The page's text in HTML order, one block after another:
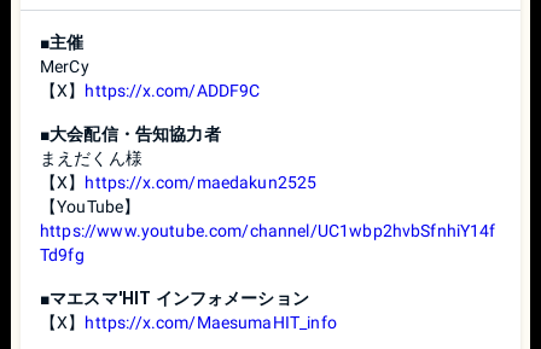
ーラーの使用は禁止です。
〇 PROコントローラーなど無線コントローラーを使用され
ントローラーの使用】」をご確認ください。
〇 キーコンフィグは自由に設定可能です。
〇 USB接続を必須とするコントローラーを使用する場合、
USBハブをお持ち込みください。
【 使用する Nintendo Switch の注意 】
・参加者が持参した Nintendo Switch を用いるため、トラブ
ルの元になるような操作は避けてください。
■主催
MerCy
【X】 https://x.com/ADDF9C
■大会配信・告知協力者
まえだくん様
【X】 https://x.com/maedakun2525
【YouTube】
https://www.youtube.com/channel/UC1wbp2hvbSfnhiY14f
Td9fg
■マエスマ'HIT インフォメーション
【X】 https://x.com/MaesumaHIT_info